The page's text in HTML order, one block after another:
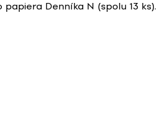
papiera Denníka N (spolu 13